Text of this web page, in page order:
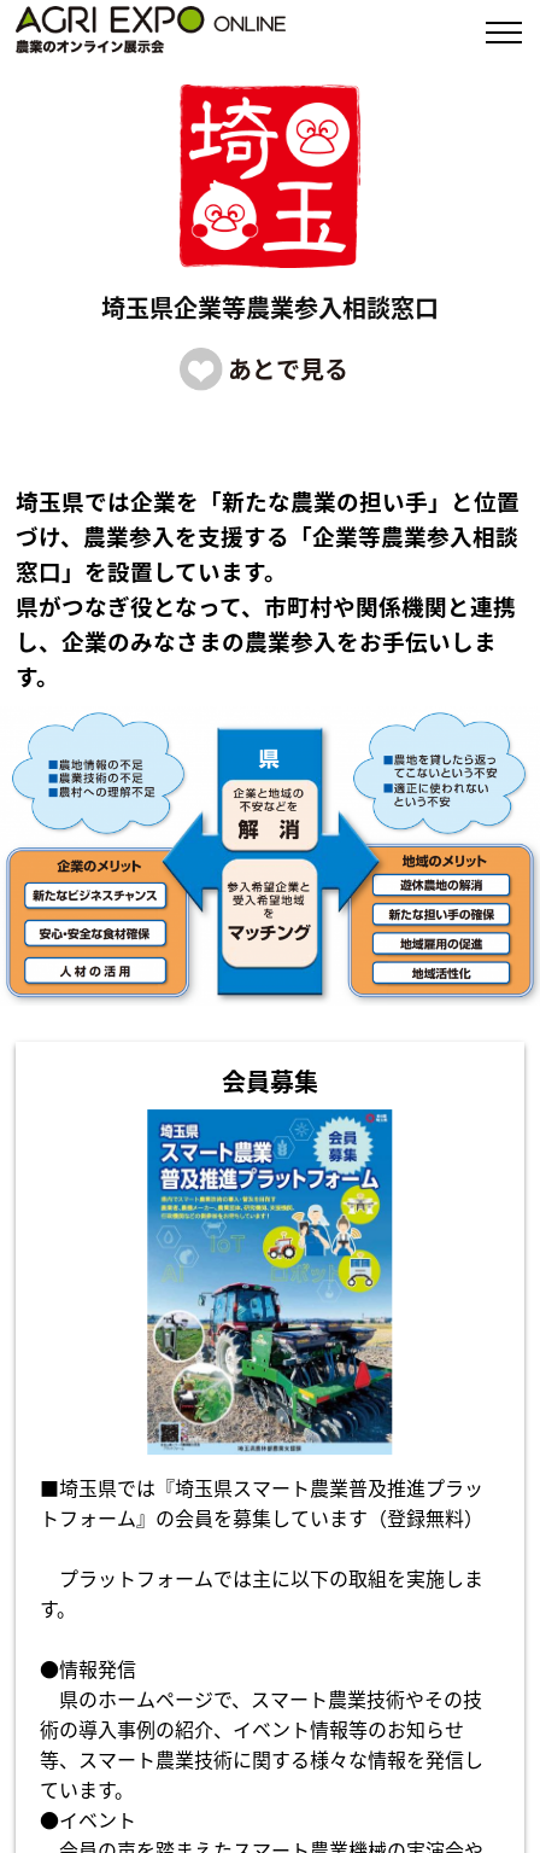
埼玉県企業等農業参入相談窓口
埼玉県では企業を「新たな農業の担い手」と位置
づけ、農業参入を支援する「企業等農業参入相談
窓口」を設置しています。
県がつなぎ役となって、市町村や関係機関と連携
し、企業のみなさまの農業参入をお手伝いしま
す。
会員募集
■埼玉県では『埼玉県スマート農業普及推進プラッ
トフォーム』の会員を募集しています（登録無料）
プラットフォームでは主に以下の取組を実施しま
す。
●情報発信
県のホームページで、スマート農業技術やその技
術の導入事例の紹介、イベント情報等のお知らせ
等、スマート農業技術に関する様々な情報を発信し
ています。
●イベント